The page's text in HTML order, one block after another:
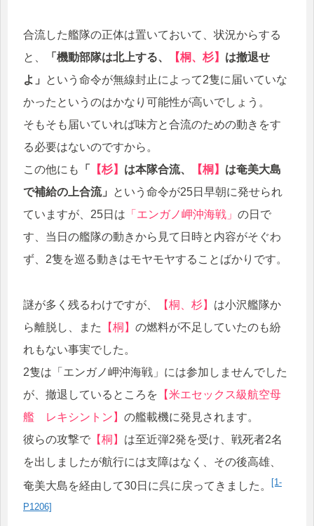
合流した艦隊の正体は置いておいて、状況からする
と、
「機動部隊は北上する、 【桐、杉】 は撤退せ
よ」
という命令が無線封止によって2隻に届いていな
かったというのはかなり可能性が高いでしょう。
そもそも届いていれば味方と合流のための動きをす
る必要はないのですから。
この他にも
「 【杉】 は本隊合流、 【桐】 は奄美大島
で補給の上合流」
という命令が25日早朝に発せられ
ていますが、25日は 「エンガノ岬沖海戦」 の日で
す、当日の艦隊の動きから見て日時と内容がそぐわ
ず、2隻を巡る動きはモヤモヤすることばかりです。
謎が多く残るわけですが、 【桐、杉】 は小沢艦隊か
ら離脱し、また
【桐】 の燃料が不足していたのも紛
れもない事実でした。
2隻は「エンガノ岬沖海戦」には参加しませんでした
が、撤退しているところを 【米エセックス級航空母
艦 レキシントン】 の艦載機に発見されます。
彼らの攻撃で 【桐】 は至近弾2発を受け、戦死者2名
を出しましたが航行には支障はなく、その後高雄、
奄美大島を経由して30日に呉に戻ってきました。 [1-
P1206]